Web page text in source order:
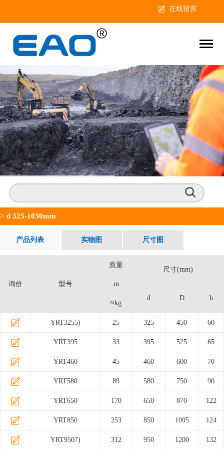
在线留言
> d 325-1030mm
产品列表 实物图 尺寸图
询价 型号
质量
m
≈kg
尺寸(mm)
d D h
YRT3255) 25 325 450 60
YRT395 33 395 525 65
YRT460 45 460 600 70
YRT580 89 580 750 90
YRT650 170 650 870 122
YRT850 253 850 1095 124
YRT9507) 312 950 1200 132